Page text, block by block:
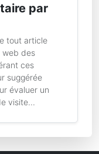
par
tout article
web des
ces
suggérée
évaluer un
visite...